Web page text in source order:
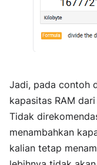
Jadi, pada contoh
kapasitas RAM
Tidak
menambahkan
kalian tetap